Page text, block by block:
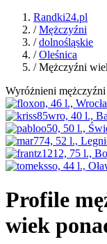
Randki24.pl
/Mężczyźni
/dolnośląskie
/Oleśnica
/ Mężczyźni
Wyróżnieni mężczyźni
Profile
wiek